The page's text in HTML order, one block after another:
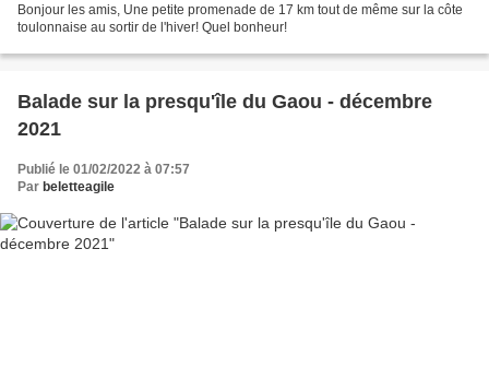
Bonjour les amis, Une petite promenade de 17 km tout de même sur la côte
toulonnaise au sortir de l'hiver! Quel bonheur!
Balade sur la presqu'île du Gaou - décembre
2021
Publié le 01/02/2022 à 07:57
Par beletteagile